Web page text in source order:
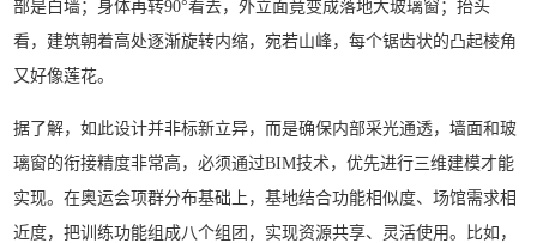
部是白墙；身体再转90°看去，外立面竟变成落地大玻璃窗；抬头
看，建筑朝着高处逐渐旋转内缩，宛若山峰，每个锯齿状的凸起棱角
又好像莲花。
据了解，如此设计并非标新立异，而是确保内部采光通透，墙面和玻
璃窗的衔接精度非常高，必须通过BIM技术，优先进行三维建模才能
实现。在奥运会项群分布基础上，基地结合功能相似度、场馆需求相
近度，把训练功能组成八个组团，实现资源共享、灵活使用。比如，